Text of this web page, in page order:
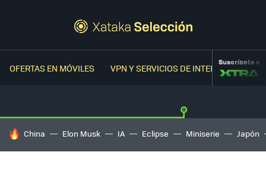
OFERTAS EN MÓVILES VPN Y SERVICIOS DE INTERNETSuscríbete a
HOY SE HABLA DE
China Elon Musk IA Eclipse Miniserie Japón